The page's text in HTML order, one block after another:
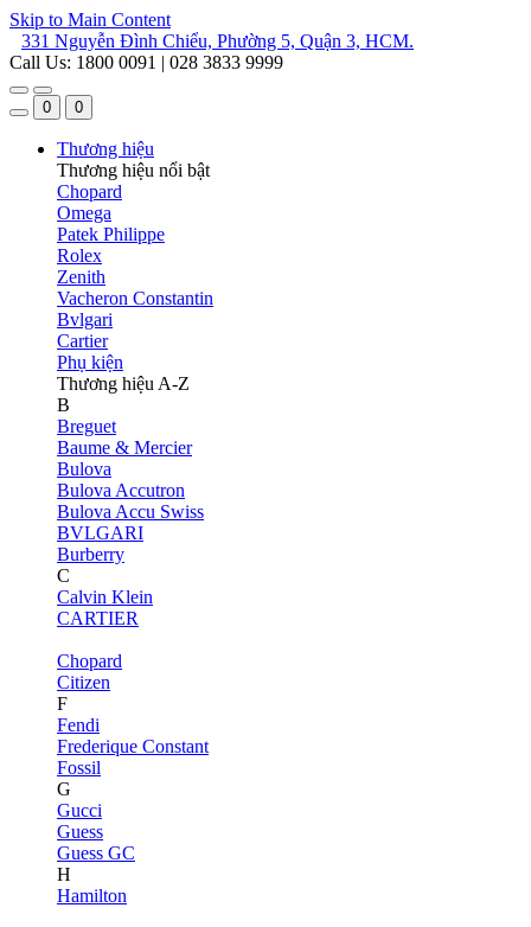
Skip to Main Content
331 Nguyễn Đình Chiểu, Phường 5, Quận 3, HCM.
Call Us: 1800 0091 | 028 3833 9999
0 0
Thương hiệu
Thương hiệu nổi bật
Chopard
Omega
Patek Philippe
Rolex
Zenith
Vacheron Constantin
Bvlgari
Cartier
Phụ kiện
Thương hiệu A-Z
B
Breguet
Baume & Mercier
Bulova
Bulova Accutron
Bulova Accu Swiss
BVLGARI
Burberry
C
Calvin Klein
CARTIER
Chopard
Citizen
F
Fendi
Frederique Constant
Fossil
G
Gucci
Guess
Guess GC
H
Hamilton